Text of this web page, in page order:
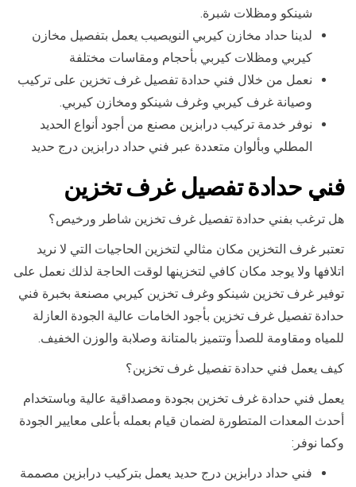
شينكو ومظلات شبرة.
لدينا حداد مخازن كيربي النويصيب يعمل بتفصيل مخازن
كيربي ومظلات كيربي بأحجام ومقاسات مختلفة
نعمل من خلال فني حدادة تفصيل غرف تخزين على تركيب
وصيانة غرف كيربي وغرف شينكو ومخازن كيربي.
نوفر خدمة تركيب درابزين مصنع من أجود أنواع الحديد
المطلي وبألوان متعددة عبر فني حداد درابزين درج حديد
فني حدادة تفصيل غرف تخزين
هل ترغب بفني حدادة تفصيل غرف تخزين شاطر ورخيص؟
تعتبر غرف التخزين مكان مثالي لتخزين الحاجيات التي لا نريد
اتلافها ولا يوجد مكان كافي لتخزينها لوقت الحاجة لذلك نعمل على
توفير غرف تخزين شينكو وغرف تخزين كيربي مصنعة بخبرة فني
حدادة تفصيل غرف تخزين بأجود الخامات عالية الجودة العازلة
للمياه ومقاومة للصدأ وتتميز بالمتانة وصلابة والوزن الخفيف.
كيف يعمل فني حدادة تفصيل غرف تخزين؟
يعمل فني حدادة غرف تخزين بجودة ومصداقية عالية وباستخدام
أحدث المعدات المتطورة لضمان قيام بعمله بأعلى معايير الجودة
وكما نوفر:
فني حداد درابزين درج حديد يعمل بتركيب درابزين مصممة